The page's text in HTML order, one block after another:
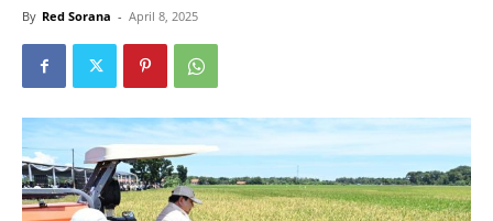
By Red Sorana - April 8, 2025